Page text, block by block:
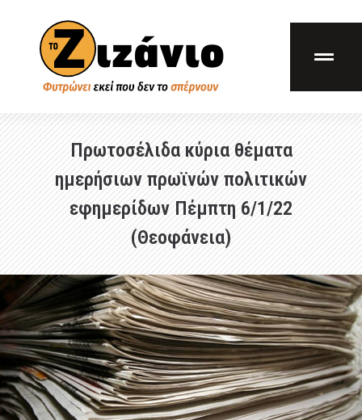
Πρωτοσέλιδα κύρια θέματα
ημερήσιων πρωϊνών πολιτικών
εφημερίδων Πέμπτη 6/1/22
(Θεοφάνεια)